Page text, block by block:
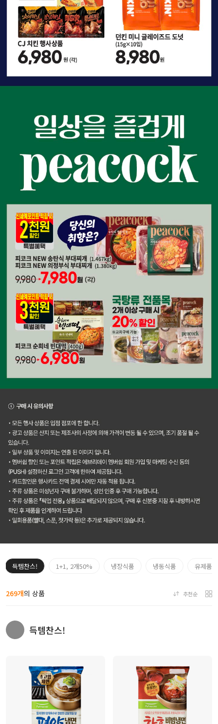
득템찬스! 1+1, 2개50% 냉장식품 냉동식품 유제품
269개의 상품 추천순
득템찬스!